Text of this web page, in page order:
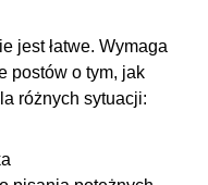
jest łatwe. Wymaga
postów o tym, jak
różnych sytuacji: